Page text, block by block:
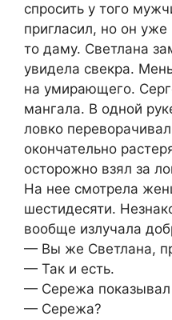
спросить у того
пригласил, но он
то даму. Светлана
увидела свекра.
на умирающего.
мангала. В одной
ловко
окончательно
осторожно взял за
На нее смотрела
шестидесяти.
вообще излучала
— Вы же Светлана,
— Так и есть.
— Сережа
— Сережа?